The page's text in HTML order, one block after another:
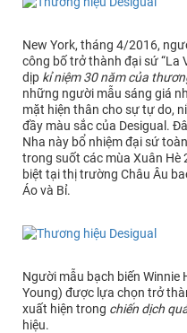
New York, tháng 4/2016,
công bố trở thành đại sứ “La
dịp kỉ niệm 30 năm của
những người mẫu sáng giá
mặt hiện thân cho sự tự do,
đầy màu sắc của Desigual.
Nha này bổ nhiệm đại sứ
trong suốt các mùa Xuân Hè
biệt tại thị trường Châu Âu
Áo và Bỉ.
Người mẫu bạch biến
Young) được lựa chọn trở
xuất hiện trong chiến dịch
hiệu.